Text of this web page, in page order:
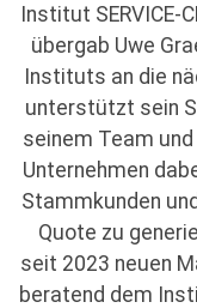
Institut SERVICE-
übergab Uwe
Instituts an die
unterstützt sein
seinem Team
Unternehmen
Stammkunden
Quote zu
seit 2023 neuen
beratend dem